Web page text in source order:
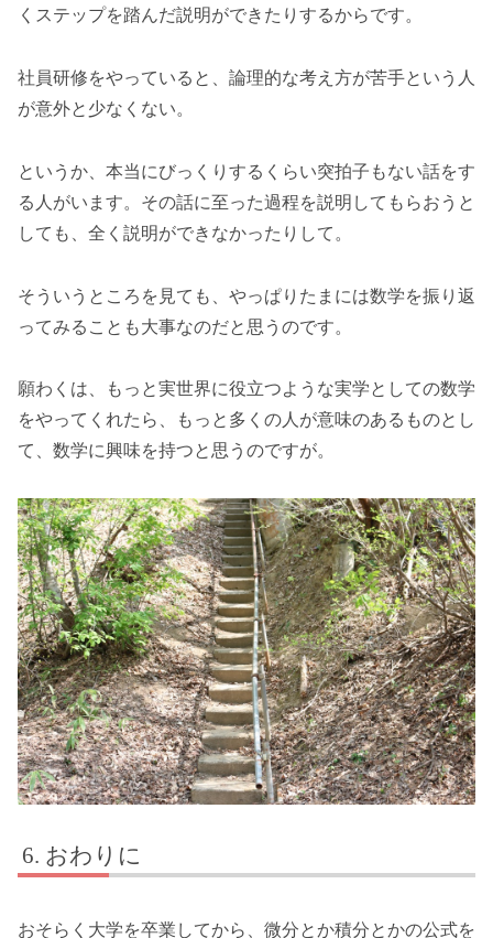
くステップを踏んだ説明ができたりするからです。
社員研修をやっていると、論理的な考え方が苦手という人
が意外と少なくない。
というか、本当にびっくりするくらい突拍子もない話をす
る人がいます。その話に至った過程を説明してもらおうと
しても、全く説明ができなかったりして。
そういうところを見ても、やっぱりたまには数学を振り返
ってみることも大事なのだと思うのです。
願わくは、もっと実世界に役立つような実学としての数学
をやってくれたら、もっと多くの人が意味のあるものとし
て、数学に興味を持つと思うのですが。
おわりに
おそらく大学を卒業してから、微分とか積分とかの公式を